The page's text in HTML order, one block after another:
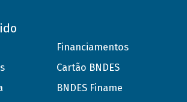
Financiamentos
Cartão BNDES
BNDES Finame